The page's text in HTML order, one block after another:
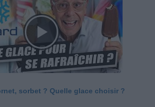
sorbet ? Quelle glace choisir ?